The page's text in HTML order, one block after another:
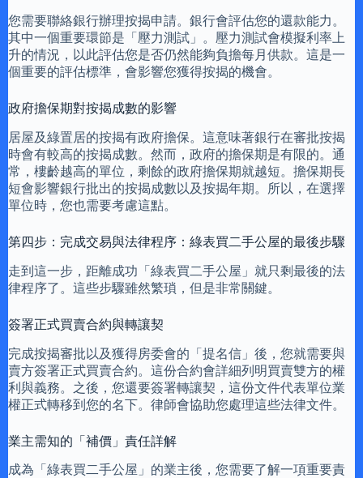
您需要聯絡銀行辦理按揭申請。銀行會評估您的還款能力。
其中一個重要環節是「壓力測試」。壓力測試會模擬利率上
升的情況，以此評估您是否仍然能夠負擔每月供款。這是一
個重要的評估標準，會影響您獲得按揭的機會。
政府擔保期對按揭成數的影響
居屋及綠置居的按揭有政府擔保。這意味著銀行在審批按揭
時會有較高的按揭成數。然而，政府的擔保期是有限的。通
常，樓齡越高的單位，剩餘的政府擔保期就越短。擔保期長
短會影響銀行批出的按揭成數以及按揭年期。所以，在選擇
單位時，您也需要考慮這點。
第四步：完成交易與法律程序：綠表買二手公屋的最後步驟
走到這一步，距離成功「綠表買二手公屋」就只剩最後的法
律程序了。這些步驟雖然繁瑣，但是非常關鍵。
簽署正式買賣合約與轉讓契
完成按揭審批以及獲得房委會的「提名信」後，您就需要與
賣方簽署正式買賣合約。這份合約會詳細列明買賣雙方的權
利與義務。之後，您還要簽署轉讓契，這份文件代表單位業
權正式轉移到您的名下。律師會協助您處理這些法律文件。
業主需知的「補價」責任詳解
成為「綠表買二手公屋」的業主後，您需要了解一項重要責